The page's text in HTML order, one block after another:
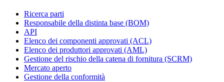
Ricerca parti
Responsabile della distinta base (BOM)
API
Elenco dei componenti approvati (ACL)
Elenco dei produttori approvati (AML)
Gestione del rischio della catena di fornitura (SCRM)
Mercato aperto
Gestione della conformità